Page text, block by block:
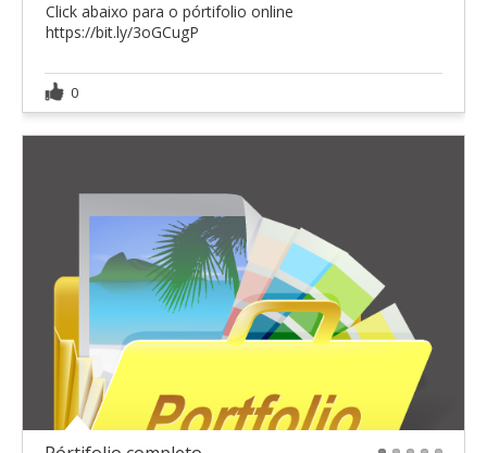
Click abaixo para o pórtifolio online
https://bit.ly/3oGCugP
0